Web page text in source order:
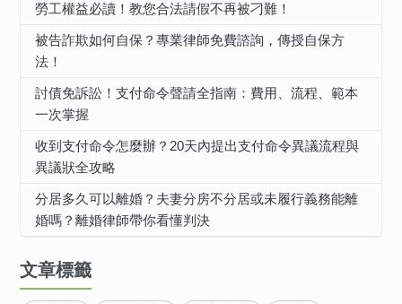
勞工權益必讀！教您合法請假不再被刁難！
被告詐欺如何自保？專業律師免費諮詢，傳授自保方
法！
討債免訴訟！支付命令聲請全指南：費用、流程、範本
一次掌握
收到支付命令怎麼辦？20天內提出支付命令異議流程與
異議狀全攻略
分居多久可以離婚？夫妻分房不分居或未履行義務能離
婚嗎？離婚律師帶你看懂判決
文章標籤